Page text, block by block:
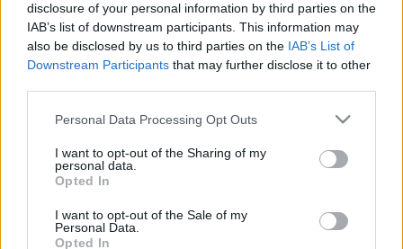
disclosure of your personal information by third parties on the
IAB’s list of downstream participants. This information may
also be disclosed by us to third parties on the IAB’s List of
Downstream Participants that may further disclose it to other
Please note that this website/app uses one or more Google
not limited to your visit or usage behaviour. You may click to
grant or deny consent to Google and its third-party tags to
use your data for below specified purposes in below Google
consent section.
Personal Data Processing Opt Outs
I want to opt-out of the Sharing of my
personal data.
Opted In
I want to opt-out of the Sale of my
Personal Data.
Opted In
Vizsgálat EKG
EKG
Mi az EKG?
Az EKG (elektrokardiogram) egy olyan
diagnosztikai eljárás, amely a szív elektromos
aktivitását méri.